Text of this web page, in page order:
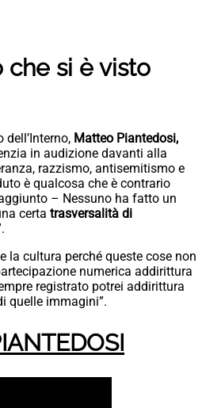
che si è visto
Matteo Piantedosi,
in audizione davanti alla
razzismo, antisemitismo e
è qualcosa che è contrario
– Nessuno ha fatto un
certa trasversalità di
la cultura perché queste cose non
numerica addirittura
registrato potrei addirittura
quelle immagini”.